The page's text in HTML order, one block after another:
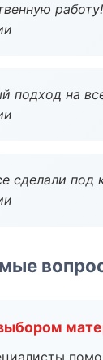
подход на
сделали